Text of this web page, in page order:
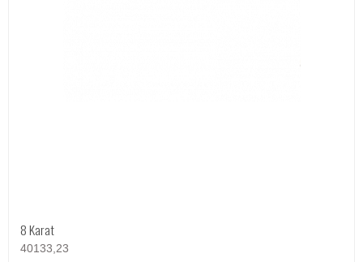
8 Karat
40133,23